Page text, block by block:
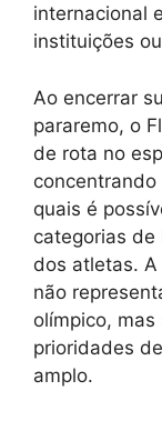
internacional
instituições
Ao encerrar
pararemo, o
de rota no
quais é
categorias de
dos atletas.
não
olímpico,
prioridades
amplo.